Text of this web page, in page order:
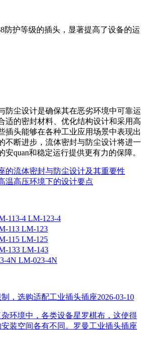
防护等级的插头，显著提高了设备的运
防尘设计是确保其在恶劣环境中可靠运
适的密封材料、优化结构设计和采用高
插头能够在各种工业应用场景中表现出
不断进步，流体密封与防尘设计将进一
quan和稳定运行提供更有力的保障。
的流体密封与防尘设计及其重要性
温高压环境下的设计要点
113-4 LM-123-4
113 LM-123
115 LM-125
133 LM-143
4N LM-023-4N
，选购适配工业插头插座2026-03-10
环境中，各类设备星罗棋布，这使得
装空间各有不同。罗曼工业插头插座